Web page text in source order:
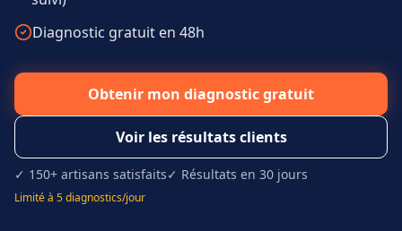
Diagnostic gratuit en 48h
Obtenir mon diagnostic gratuit
Voir les résultats clients
✓ 150+ artisans satisfaits✓ Résultats en 30 jours
Limité à 5 diagnostics/jour